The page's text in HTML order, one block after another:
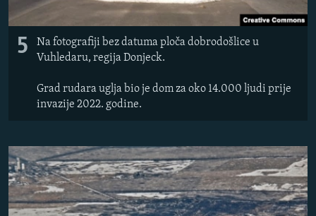
5
Na fotografiji bez datuma ploča dobrodošlice u
Vuhledaru, regija Donjeck.
Grad rudara uglja bio je dom za oko 14.000 ljudi prije
invazije 2022. godine.